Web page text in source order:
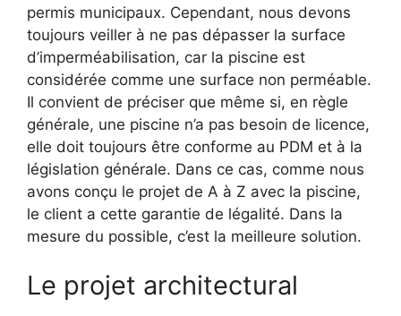
permis municipaux. Cependant, nous devons
toujours veiller à ne pas dépasser la surface
d’imperméabilisation, car la piscine est
considérée comme une surface non perméable.
Il convient de préciser que même si, en règle
générale, une piscine n’a pas besoin de licence,
elle doit toujours être conforme au PDM et à la
législation générale. Dans ce cas, comme nous
avons conçu le projet de A à Z avec la piscine,
le client a cette garantie de légalité. Dans la
mesure du possible, c’est la meilleure solution.
Le projet architectural